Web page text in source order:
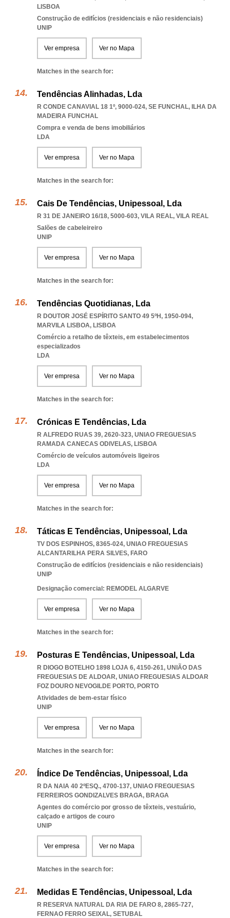
LISBOA
Construção de edifícios (residenciais e não residenciais)
UNIP
Ver empresa Ver no Mapa
Matches in the search for:
Tendências Alinhadas, Lda
R CONDE CANAVIAL 18 1º, 9000-024, SE FUNCHAL, ILHA DA
MADEIRA FUNCHAL
Compra e venda de bens imobiliários
LDA
Ver empresa Ver no Mapa
Matches in the search for:
Cais De Tendências, Unipessoal, Lda
R 31 DE JANEIRO 16/18, 5000-603, VILA REAL, VILA REAL
Salões de cabeleireiro
UNIP
Ver empresa Ver no Mapa
Matches in the search for:
Tendências Quotidianas, Lda
R DOUTOR JOSÉ ESPÍRITO SANTO 49 5ºH, 1950-094,
MARVILA LISBOA, LISBOA
Comércio a retalho de têxteis, em estabelecimentos
especializados
LDA
Ver empresa Ver no Mapa
Matches in the search for:
Crónicas E Tendências, Lda
R ALFREDO RUAS 39, 2620-323, UNIAO FREGUESIAS
RAMADA CANECAS ODIVELAS, LISBOA
Comércio de veículos automóveis ligeiros
LDA
Ver empresa Ver no Mapa
Matches in the search for:
Táticas E Tendências, Unipessoal, Lda
TV DOS ESPINHOS, 8365-024, UNIAO FREGUESIAS
ALCANTARILHA PERA SILVES, FARO
Construção de edifícios (residenciais e não residenciais)
UNIP
Designação comercial: REMODEL ALGARVE
Ver empresa Ver no Mapa
Matches in the search for:
Posturas E Tendências, Unipessoal, Lda
R DIOGO BOTELHO 1898 LOJA 6, 4150-261, UNIÃO DAS
FREGUESIAS DE ALDOAR, UNIAO FREGUESIAS ALDOAR
FOZ DOURO NEVOGILDE PORTO, PORTO
Atividades de bem-estar físico
UNIP
Ver empresa Ver no Mapa
Matches in the search for:
Índice De Tendências, Unipessoal, Lda
R DA NAIA 40 2ºESQ., 4700-137, UNIAO FREGUESIAS
FERREIROS GONDIZALVES BRAGA, BRAGA
Agentes do comércio por grosso de têxteis, vestuário,
calçado e artigos de couro
UNIP
Ver empresa Ver no Mapa
Matches in the search for:
Medidas E Tendências, Unipessoal, Lda
R RESERVA NATURAL DA RIA DE FARO 8, 2865-727,
FERNAO FERRO SEIXAL, SETUBAL